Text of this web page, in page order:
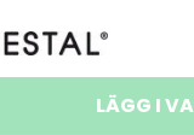
LÄGG I